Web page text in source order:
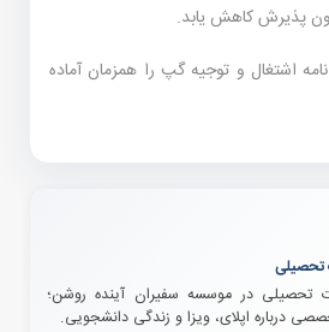
پذیرش کاهش یابد.
اشتغال و توجیه گپ را همزمان آماده
تحصیلی
تحصیلی در موسسه سفیران آینده روشن؛
درباره اپلای، ویزا و زندگی دانشجویی.